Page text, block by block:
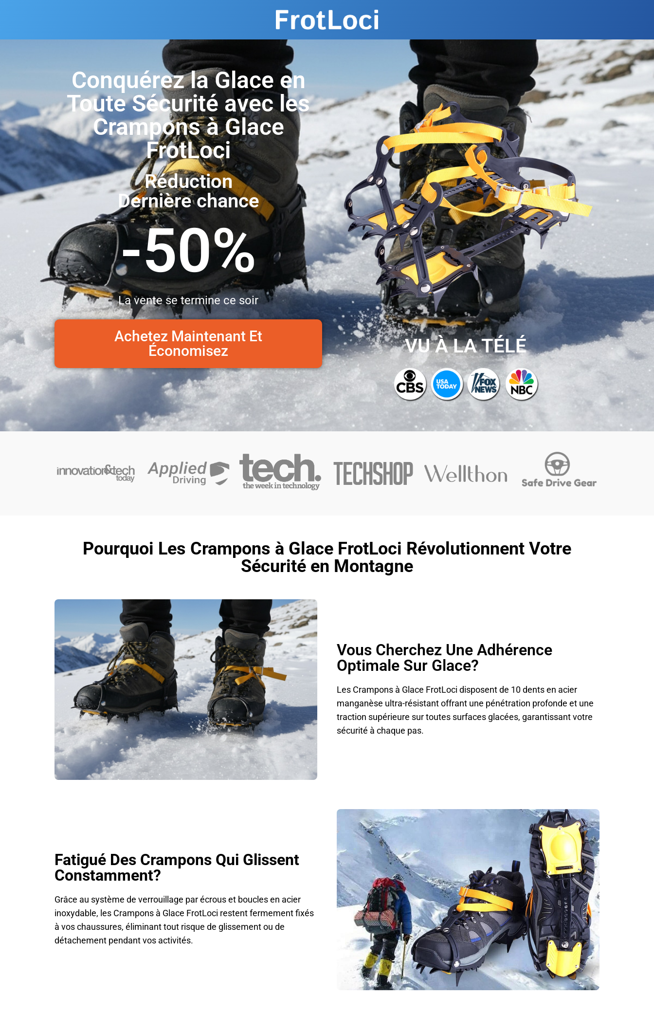
Conquérez la Glace en
Toute Sécurité avec les
Crampons à Glace
FrotLoci
Réduction
Dernière chance
-50%
La vente se termine ce soir
Achetez Maintenant Et
Économisez
VU À LA TÉLÉ
Pourquoi Les Crampons à Glace FrotLoci Révolutionnent Votre
Sécurité en Montagne
Vous Cherchez Une Adhérence
Optimale Sur Glace?
Les Crampons à Glace FrotLoci disposent de 10 dents en acier
manganèse ultra-résistant offrant une pénétration profonde et une
traction supérieure sur toutes surfaces glacées, garantissant votre
sécurité à chaque pas.
Fatigué Des Crampons Qui Glissent
Constamment?
Grâce au système de verrouillage par écrous et boucles en acier
inoxydable, les Crampons à Glace FrotLoci restent fermement fixés
à vos chaussures, éliminant tout risque de glissement ou de
détachement pendant vos activités.